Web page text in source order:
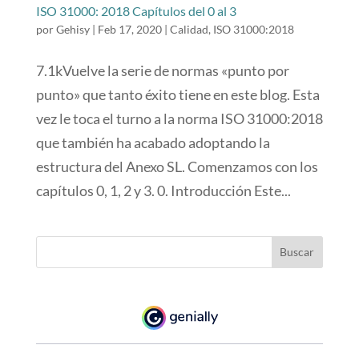
ISO 31000: 2018 Capítulos del 0 al 3
porGehisy| Feb 17, 2020| Calidad, ISO 31000:2018
7.1kVuelve la serie de normas «punto por
punto» que tanto éxito tiene en este blog. Esta
vez le toca el turno a la norma ISO 31000:2018
que también ha acabado adoptando la
estructura del Anexo SL. Comenzamos con los
capítulos 0, 1, 2 y 3. 0. Introducción Este...